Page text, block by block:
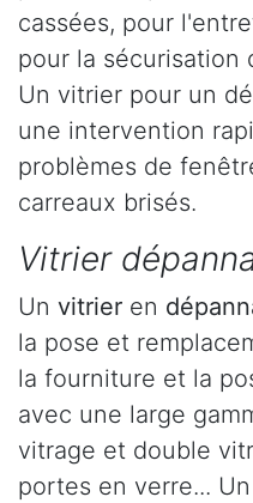
cassées, pour
pour la sécurisation
Un vitrier pour un
une intervention
problèmes de
carreaux brisés.
Vitrier
Un vitrier en
la pose et
la fourniture et la
avec une large
vitrage et double
portes en verre... Un